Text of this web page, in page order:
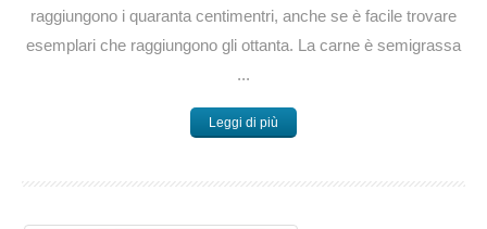
raggiungono i quaranta centimentri, anche se è facile trovare
esemplari che raggiungono gli ottanta. La carne è semigrassa
...
Leggi di più